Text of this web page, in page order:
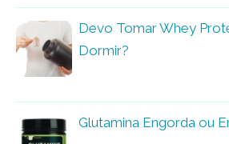
Devo Tomar Whey
Dormir?
Glutamina Engorda ou